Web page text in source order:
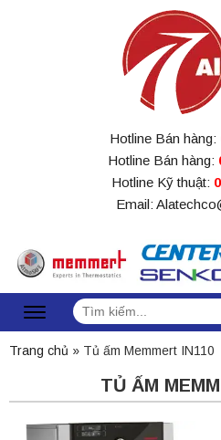
Hotline Bán hàng:
Hotline Bán hàng:
Hotline Kỹ thuật:
Email:
Tìm
kiếm:
Trang chủ » Tủ ấm Memmert IN110
TỦ ẤM